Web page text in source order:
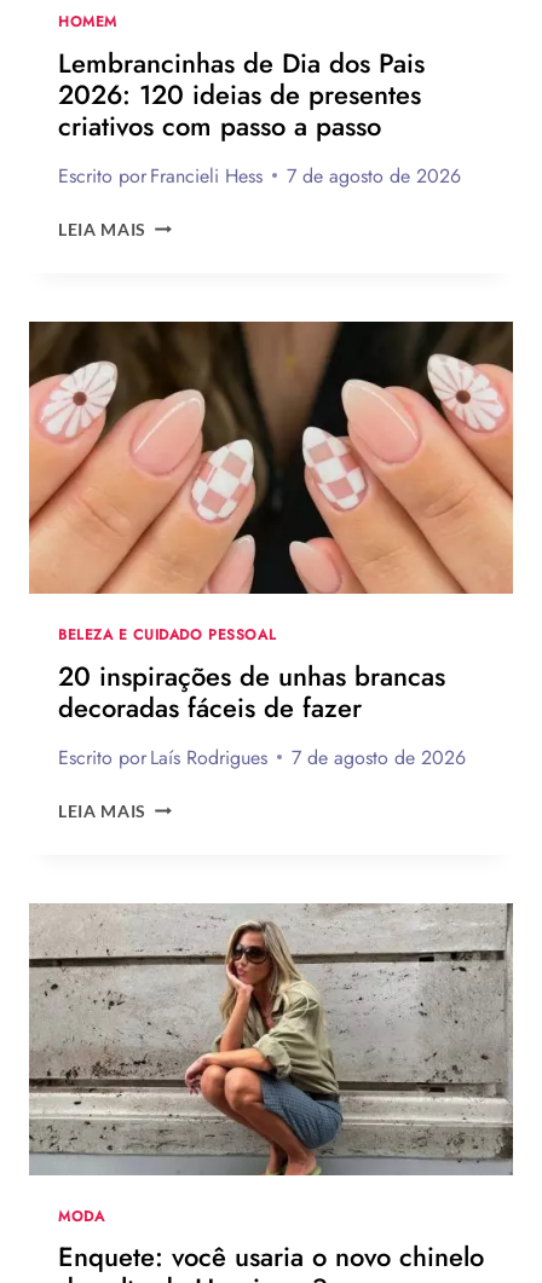
PRESENTEAR
OU
HOMEM
Lembrancinhas de Dia dos Pais
2026: 120 ideias de presentes
criativos com passo a passo
Escrito porFrancieli Hess 7 de agosto de 2026
LEIA MAIS LEMBRANCINHAS
PAIS
2026:
IDEIAS
DE
PRESENTES
CRIATIVOS
COM
PASSO
A
BELEZA E CUIDADO PESSOAL
20 inspirações de unhas brancas
decoradas fáceis de fazer
Escrito porLaís Rodrigues 7 de agosto de 2026
LEIA MAIS
BRANCAS
DECORADAS
FÁCEIS
DE
FAZER
MODA
Enquete: você usaria o novo chinelo